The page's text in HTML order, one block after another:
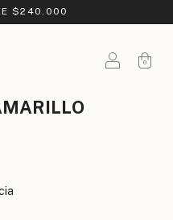
$240.000
0
AMARILLO